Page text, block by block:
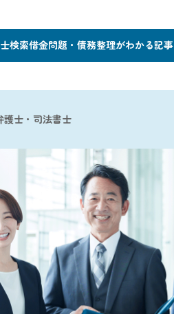
検索借金問題・債務整理がわかる記事
士・司法書士